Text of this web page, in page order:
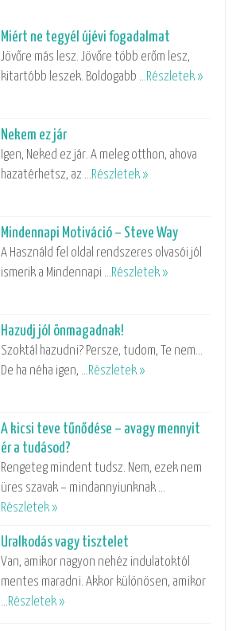
Miért ne tegyél újévi fogadalmat
Jövőre más lesz. Jövőre több erőm lesz,
kitartóbb leszek. Boldogabb …Részletek »
Nekem ez jár
Igen, Neked ez jár. A meleg otthon, ahova
hazatérhetsz, az …Részletek »
Mindennapi Motiváció – Steve Way
A Használd fel oldal rendszeres olvasói jól
ismerik a Mindennapi …Részletek »
Hazudj jól önmagadnak!
Szoktál hazudni? Persze, tudom, Te nem…
De ha néha igen, …Részletek »
A kicsi teve tűnődése – avagy mennyit
ér a tudásod?
Rengeteg mindent tudsz. Nem, ezek nem
üres szavak – mindannyiunknak …
Részletek »
Uralkodás vagy tisztelet
Van, amikor nagyon nehéz indulatoktól
mentes maradni. Akkor különösen, amikor
…Részletek »